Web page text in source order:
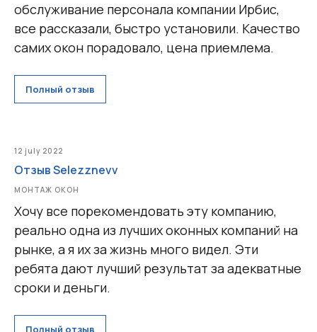
обслуживание персонала компании Ирбис,
все рассказали, быстро установили. Качество
самих окон порадовало, цена приемлема.
Полный отзыв
12 july 2022
Отзыв Selezznevv
МОНТАЖ ОКОН
Хочу все порекомендовать эту компанию,
реально одна из лучших оконных компаний на
рынке, а я их за жизнь много видел. Эти
ребята дают лучший результат за адекватные
сроки и деньги.
Полный отзыв